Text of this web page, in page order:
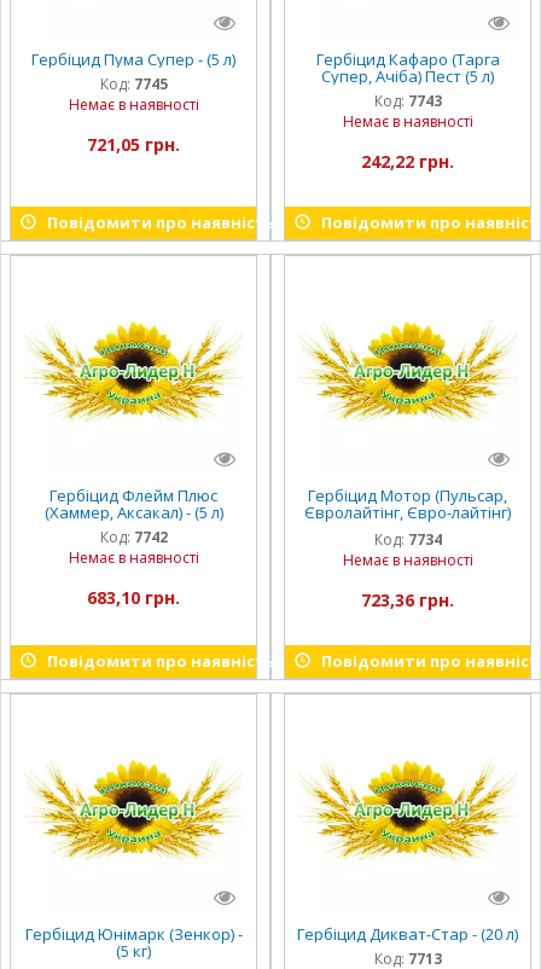
Гербіцид Пума Супер - (5 л)
Код: 7745
Немає в наявності
721,05 грн.
Повідомити про наявність
Гербіцид Кафаро (Тарга
Супер, Ачіба) Пест (5 л)
Код: 7743
Немає в наявності
242,22 грн.
Повідомити про
Гербіцид Флейм Плюс
(Хаммер, Аксакал) - (5 л)
Код: 7742
Немає в наявності
683,10 грн.
Повідомити про наявність
Гербіцид Мотор (Пульсар,
Євролайтінг, Євро-лайтінг)
Нертус (5 л)
Код: 7734
Немає в наявності
723,36 грн.
Повідомити про
Гербіцид Юнімарк (Зенкор) -
(5 кг)
Гербіцид Дикват-Стар - (20 л)
Код: 7713